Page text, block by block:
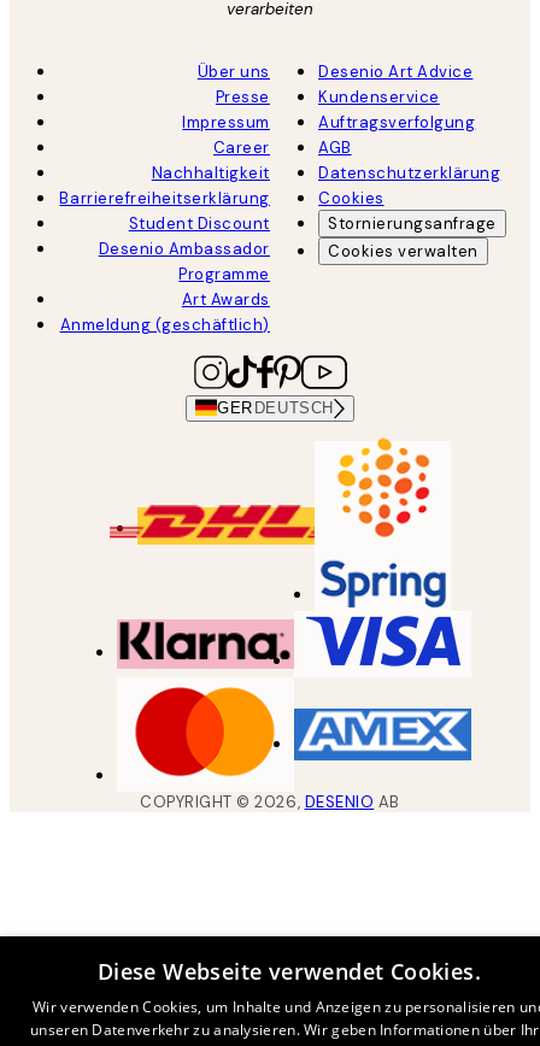
verarbeiten
Über uns
Presse
Impressum
Career
Nachhaltigkeit
Barrierefreiheitserklärung
Student Discount
Desenio Ambassador
Programme
Art Awards
Anmeldung (geschäftlich)
Desenio Art Advice
Kundenservice
Auftragsverfolgung
AGB
Datenschutzerklärung
Cookies
Stornierungsanfrage
Cookies verwalten
GER DEUTSCH
COPYRIGHT ©2026, DESENIO AB
Diese Webseite verwendet Cookies.
Wir verwenden Cookies, um Inhalte und Anzeigen zu personalisieren
unseren Datenverkehr zu analysieren. Wir geben Informationen über